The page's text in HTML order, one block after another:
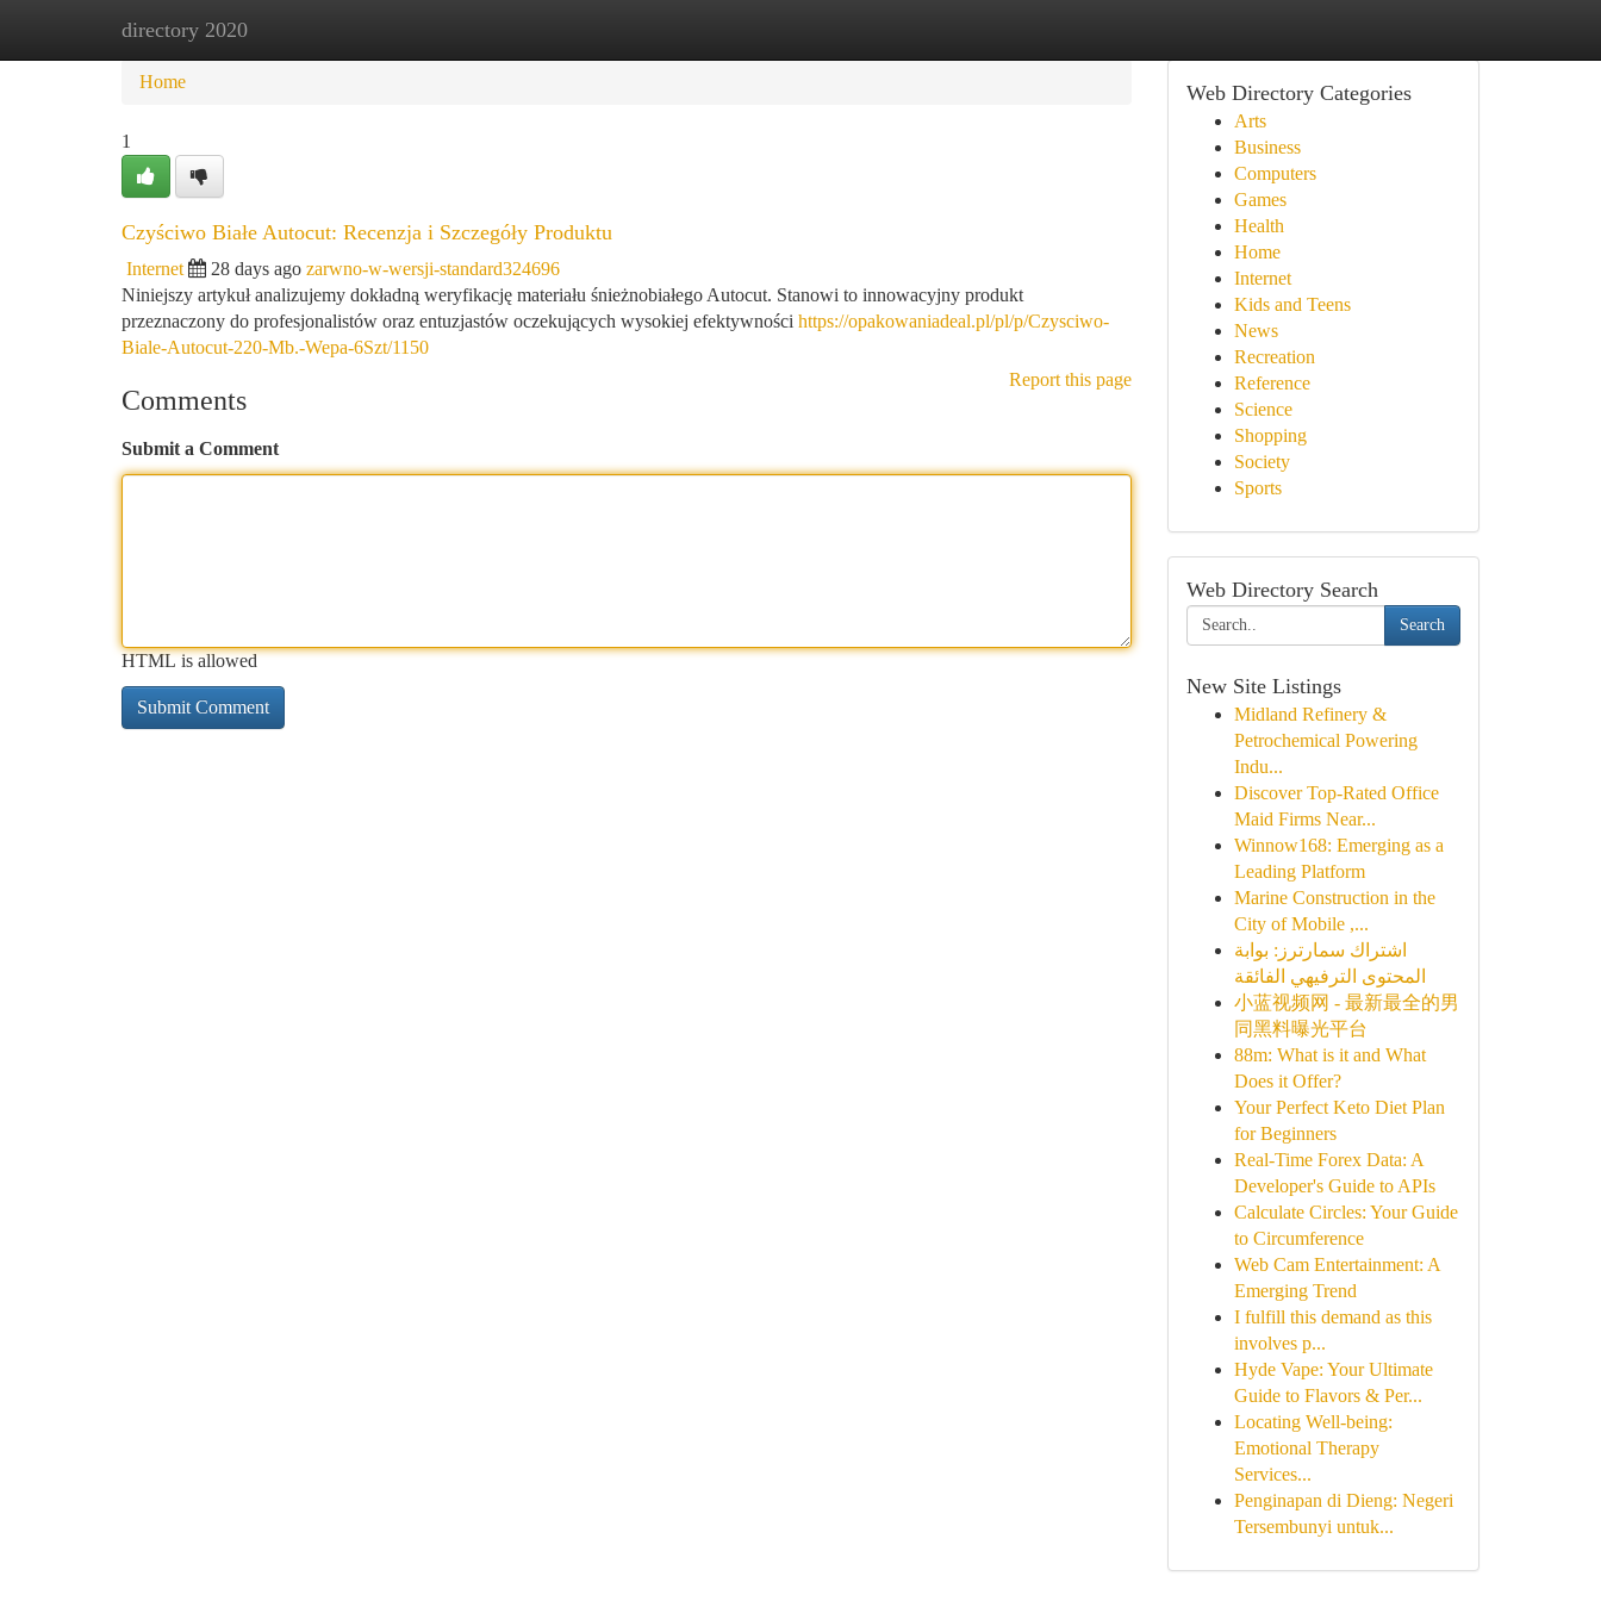
directory 2020
Home New Site Listings
Home
1
Czyściwo Białe Autocut: Recenzja i Szczegóły Produktu
Internet 28 days ago zarwno-w-wersji-standard324696
Niniejszy artykuł analizujemy dokładną weryfikację materiału śnieżnobiałego Autocut. Stanowi to innowacyjny produkt
przeznaczony do profesjonalistów oraz entuzjastów oczekujących wysokiej efektywności https://opakowaniadeal.pl/pl/p/Czysciwo-
Biale-Autocut-220-Mb.-Wepa-6Szt/1150
Report this page
Comments
Submit a Comment
HTML is allowed
Web Directory Categories
Arts
Business
Computers
Games
Health
Home
Internet
Kids and Teens
News
Recreation
Reference
Science
Shopping
Society
Sports
Web Directory Search
Search
New Site Listings
Midland Refinery &
Petrochemical Powering
Indu...
Discover Top-Rated Office
Maid Firms Near...
Winnow168: Emerging as a
Leading Platform
Marine Construction in the
City of Mobile ,...
اشتراك سمارترز: بوابة
المحتوى الترفيهي الفائقة
小蓝视频网 - 最新最全的男
同黑料曝光平台
88m: What is it and What
Does it Offer?
Your Perfect Keto Diet Plan
for Beginners
Real-Time Forex Data: A
Developer's Guide to APIs
Calculate Circles: Your Guide
to Circumference
Web Cam Entertainment: A
Emerging Trend
I fulfill this demand as this
involves p...
Hyde Vape: Your Ultimate
Guide to Flavors & Per...
Locating Well-being:
Emotional Therapy
Services...
Penginapan di Dieng: Negeri
Tersembunyi untuk...